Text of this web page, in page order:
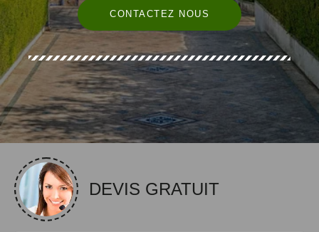
CONTACTEZ NOUS
DEVIS GRATUIT